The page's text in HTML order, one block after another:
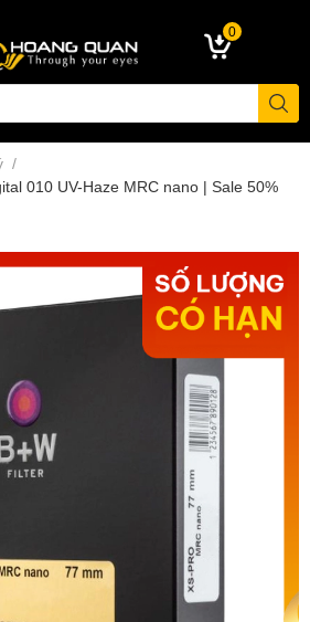
0
/
010 UV-Haze MRC nano | Sale 50%